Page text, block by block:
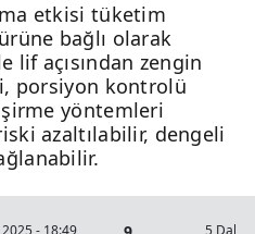
etkisi tüketim
bağlı olarak
lif açısından zengin
porsiyon kontrolü
yöntemleri
azaltılabilir, dengeli
- 18:49
5